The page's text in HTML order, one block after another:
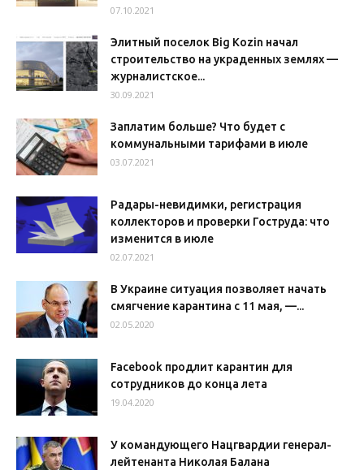
07.10.2021
Элитный поселок Big Kozin начал
строительство на украденных землях —
журналистское...
30.09.2021
Заплатим больше? Что будет с
коммунальными тарифами в июле
03.07.2021
Радары-невидимки, регистрация
коллекторов и проверки Гоструда: что
изменится в июле
02.07.2021
В Украине ситуация позволяет начать
смягчение карантина с 11 мая, —...
02.05.2020
Facebook продлит карантин для
сотрудников до конца лета
19.04.2020
У командующего Нацгвардии генерал-
лейтенанта Николая Балана